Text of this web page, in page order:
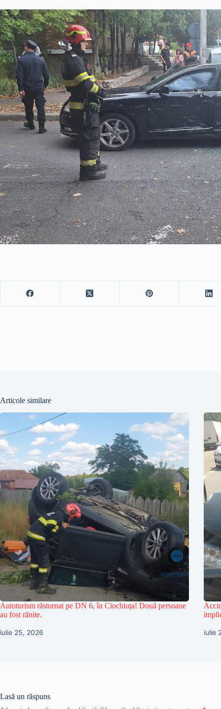
Articole similare
Autoturism răsturnat pe DN 6, în Ciochiuța! Două persoane
au fost rănite.
iulie 25, 2026 iulie
Lasă un răspuns